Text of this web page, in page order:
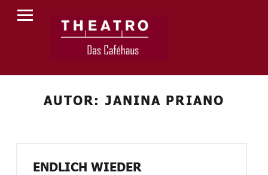
A
T
R
AUTOR: JANINA PRIANO
ENDLICH WIEDER